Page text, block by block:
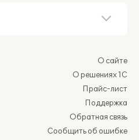
О сайте
О решениях 1С
Прайс-лист
Поддержка
Обратная связь
Сообщить об ошибке